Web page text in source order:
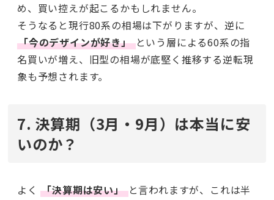
め、買い控えが起こるかもしれません。
そうなると現行80系の相場は下がりますが、逆に
「今のデザインが好き」という層による60系の指
名買いが増え、旧型の相場が底堅く推移する逆転現
象も予想されます。
7. 決算期（3月・9月）は本当に安
いのか？
よく「決算期は安い」と言われますが、これは半